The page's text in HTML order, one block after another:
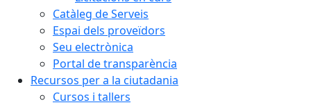
Catàleg de Serveis
Espai dels proveïdors
Seu electrònica
Portal de transparència
Recursos per a la ciutadania
Cursos i tallers